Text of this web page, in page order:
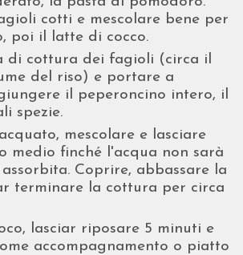
cotti e mescolare bene per
poi il latte di cocco.
di cottura dei fagioli (circa il
del riso) e portare a
il peperoncino intero, il
spezie.
mescolare e lasciare
medio finché l'acqua non sarà
Coprire, abbassare la
terminare la cottura per circa
lasciar riposare 5 minuti e
accompagnamento o piatto